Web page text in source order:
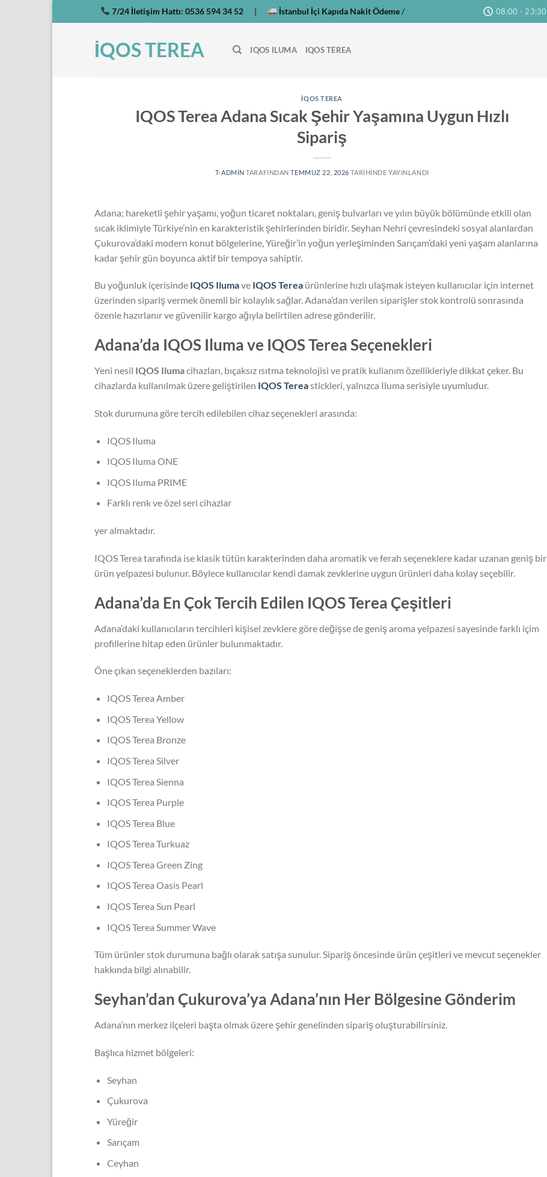
atla
7/24 İletişim Hattı: 0536 594 34 52 | İstanbul İçi Kapıda Nakit Ödeme/ 08:00 - 23:30
İQOS TEREA IQOS ILUMA IQOS TEREA
IQOS TEREA
IQOS Terea Adana Sıcak Şehir Yaşamına Uygun Hızlı
Sipariş
T-ADMIN TARAFINDAN TEMMUZ 22, 2026 TARIHINDE YAYINLANDI
Adana; hareketli şehir yaşamı, yoğun ticaret noktaları, geniş bulvarları ve yılın büyük bölümünde etkili olan
sıcak iklimiyle Türkiye’nin en karakteristik şehirlerinden biridir. Seyhan Nehri çevresindeki sosyal alanlardan
Çukurova’daki modern konut bölgelerine, Yüreğir’in yoğun yerleşiminden Sarıçam’daki yeni yaşam alanlarına
kadar şehir gün boyunca aktif bir tempoya sahiptir.
Bu yoğunluk içerisinde IQOS Ilumave IQOS Terea ürünlerine hızlı ulaşmak isteyen kullanıcılar için internet
üzerinden sipariş vermek önemli bir kolaylık sağlar. Adana’dan verilen siparişler stok kontrolü sonrasında
özenle hazırlanır ve güvenilir kargo ağıyla belirtilen adrese gönderilir.
Adana’da IQOS Iluma ve IQOS Terea Seçenekleri
Yeni nesil IQOS Ilumacihazları, bıçaksız ısıtma teknolojisi ve pratik kullanım özellikleriyle dikkat çeker. Bu
cihazlarda kullanılmak üzere geliştirilen IQOS Tereastickleri, yalnızca Iluma serisiyle uyumludur.
Stok durumuna göre tercih edilebilen cihaz seçenekleri arasında:
IQOS Iluma
IQOS Iluma ONE
IQOS Iluma PRIME
Farklı renk ve özel seri cihazlar
yer almaktadır.
IQOS Terea tarafında ise klasik tütün karakterinden daha aromatik ve ferah seçeneklere kadar uzanan geniş bir
ürün yelpazesi bulunur. Böylece kullanıcılar kendi damak zevklerine uygun ürünleri daha kolay seçebilir.
Adana’da En Çok Tercih Edilen IQOS Terea Çeşitleri
Adana’daki kullanıcıların tercihleri kişisel zevklere göre değişse de geniş aroma yelpazesi sayesinde farklı içim
profillerine hitap eden ürünler bulunmaktadır.
Öne çıkan seçeneklerden bazıları:
IQOS Terea Amber
IQOS Terea Yellow
IQOS Terea Bronze
IQOS Terea Silver
IQOS Terea Sienna
IQOS Terea Purple
IQOS Terea Blue
IQOS Terea Turkuaz
IQOS Terea Green Zing
IQOS Terea Oasis Pearl
IQOS Terea Sun Pearl
IQOS Terea Summer Wave
Tüm ürünler stok durumuna bağlı olarak satışa sunulur. Sipariş öncesinde ürün çeşitleri ve mevcut seçenekler
hakkında bilgi alınabilir.
Seyhan’dan Çukurova’ya Adana’nın Her Bölgesine Gönderim
Adana’nın merkez ilçeleri başta olmak üzere şehir genelinden sipariş oluşturabilirsiniz.
Başlıca hizmet bölgeleri:
Seyhan
Çukurova
Yüreğir
Sarıçam
Ceyhan